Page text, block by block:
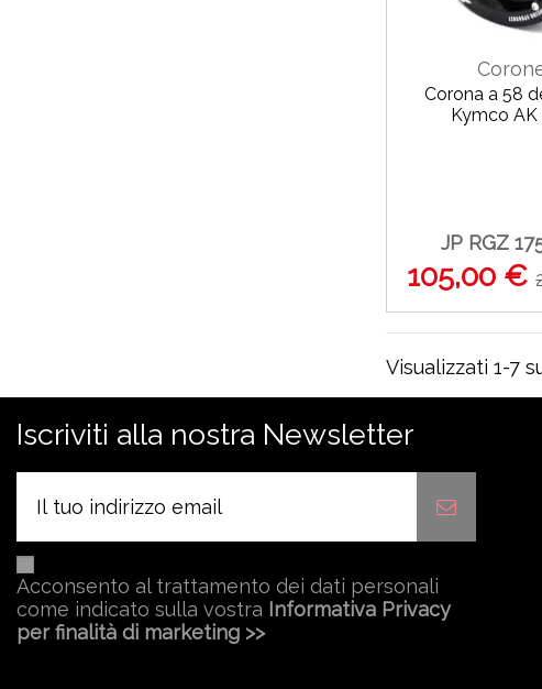
Corona a 58
Kymco AK
JP RGZ
105,00 €
Visualizzati 1-7
Iscriviti alla nostra Newsletter
Acconsento al trattamento dei dati personali
come indicato sulla vostra Informativa Privacy
per finalità di marketing >>